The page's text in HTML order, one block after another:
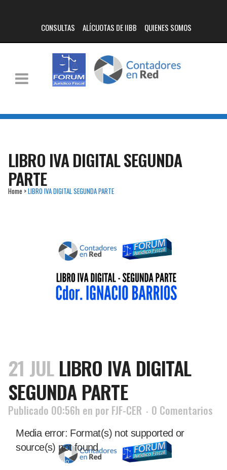
CONSULTAS ALÍCUOTAS DE IIBB QUIENES SOMOS
LIBRO IVA DIGITAL SEGUNDA
PARTE
Home >LIBRO IVA DIGITAL SEGUNDA PARTE
21 JULLIBRO IVA DIGITAL
SEGUNDA PARTE
Publicado 00:56h en por FJF-CER
0 Comentarios
Reproductor
de
Media error: Format(s) not supported or
source(s) not found
Descargar archivo: